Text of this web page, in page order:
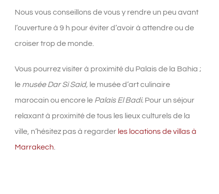
Nous vous conseillons de vous y rendre un peu avant
l’ouverture à 9 h pour éviter d’avoir à attendre ou de
croiser trop de monde.
Vous pourrez visiter à proximité du Palais de la Bahia ;
lemusée Dar Si Said, le musée d’art culinaire
marocain ou encore le Palais El Badi. Pour un séjour
relaxant à proximité de tous les lieux culturels de la
ville, n’hésitez pas à regarder les locations de villas à
Marrakech